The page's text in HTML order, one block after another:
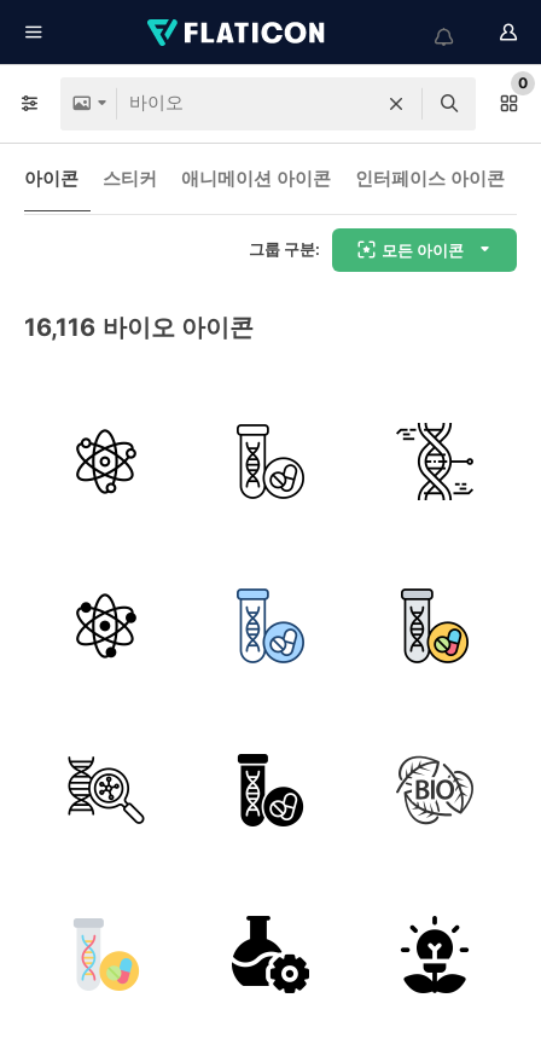
0
아이콘 스티커 애니메이션 아이콘 인터페이스 아이콘
그룹 구분: 모든 아이콘
16,116 바이오 아이콘